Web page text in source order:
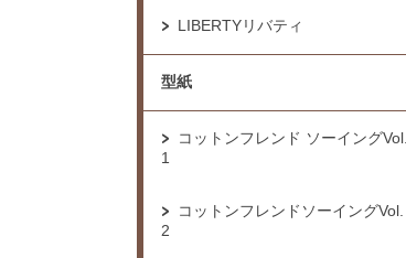
LIBERTYリバティ
型紙
コットンフレンド ソーイングVol.
1
コットンフレンドソーイングVol.
2